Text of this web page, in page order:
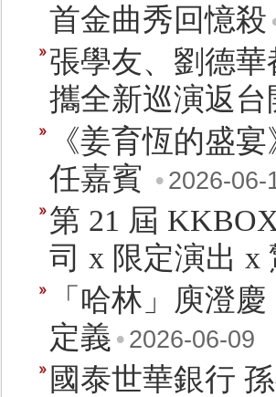
首金曲秀回憶殺
張學友、劉德
攜全新巡演返台
《姜育恆的盛
任嘉賓 • 2026-06-
第 21 屆
司 x 限定演出 x
「哈林」庾澄
定義 • 2026-06-09
國泰世華銀行